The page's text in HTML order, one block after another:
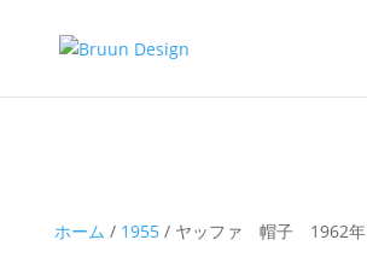
ホーム / 1955/ ヤッファ 帽子 1962年